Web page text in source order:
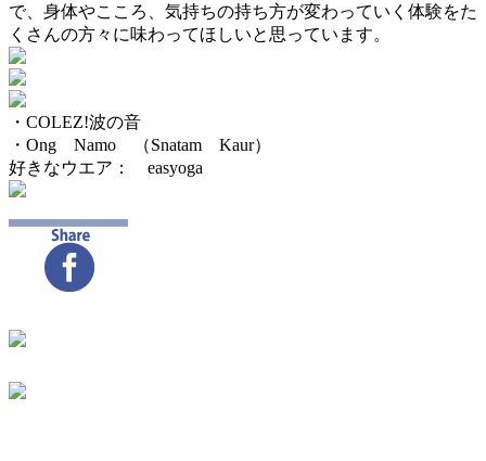
で、身体やこころ、気持ちの持ち方が変わっていく体験をた
くさんの方々に味わってほしいと思っています。
・COLEZ!波の音
・Ong Namo （Snatam Kaur）
好きなウエア： easyoga